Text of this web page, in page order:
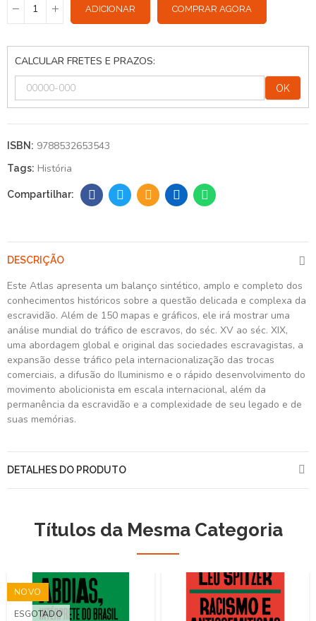
ADICIONAR COMPRAR AGORA
CALCULAR FRETES E PRAZOS:
OK
ISBN: 9788532653543
Tags: História
DESCRIÇÃO
Este Atlas apresenta um balanço sintético, amplo e completo dos
conhecimentos históricos sobre a questão delicada e complexa da
escravidão. Além de 150 mapas e gráficos, ele irá mostrar uma
análise mundial do tráfico de escravos, do séc. XV ao séc. XIX,
uma abordagem global e original das sociedades escravagistas, a
expansão desse tráfico pela internacionalização das trocas
comerciais, a difusão do Iluminismo e o rápido desenvolvimento do
movimento abolicionista em escala internacional, além da
permanência da escravidão e a complexidade de seu legado e de
suas memórias.
DETALHES DO PRODUTO
Títulos da Mesma Categoria
NOVO
ESGOTADO